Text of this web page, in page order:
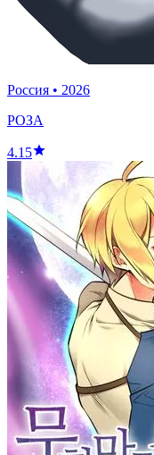
Россия • 2026
РОЗА
4.15